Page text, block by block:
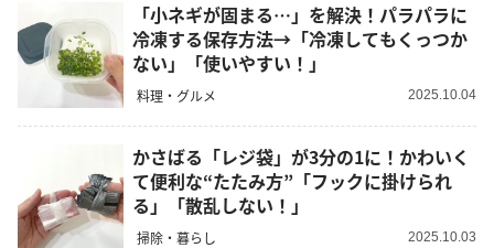
「小ネギが固まる…」を解決！パラパラに
冷凍する保存方法→「冷凍してもくっつか
ない」「使いやすい！」
料理・グルメ 2025.10.04
かさばる「レジ袋」が3分の1に！かわいく
て便利な“たたみ方”「フックに掛けられ
る」「散乱しない！」
掃除・暮らし 2025.10.03